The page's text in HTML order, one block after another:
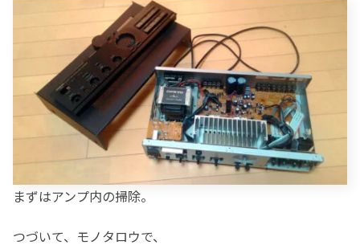
まずはアンプ内の掃除。
つづいて、モノタロウで、